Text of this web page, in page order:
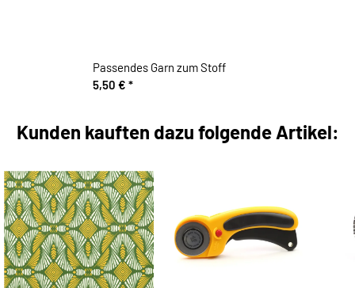
Passendes Garn zum Stoff
5,50 € *
Kunden kauften dazu folgende Artikel: